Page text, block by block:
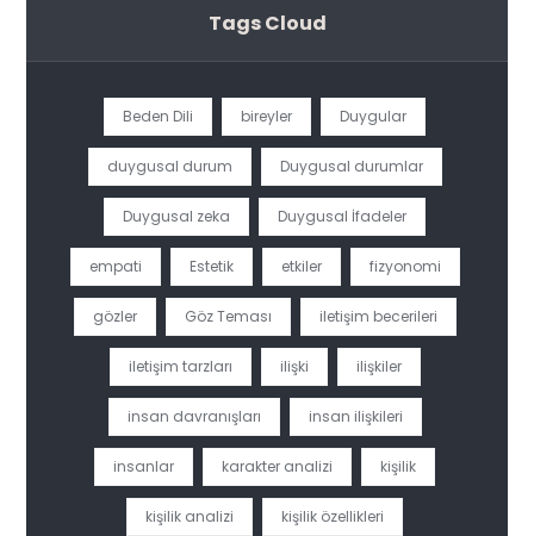
Tags Cloud
Beden Dili bireyler Duygular
duygusal durum Duygusal durumlar
Duygusal zeka Duygusal İfadeler
empati Estetik etkiler fizyonomi
gözler Göz Teması iletişim becerileri
iletişim tarzları ilişki ilişkiler
insan davranışları insan ilişkileri
insanlar karakter analizi kişilik
kişilik analizi kişilik özellikleri